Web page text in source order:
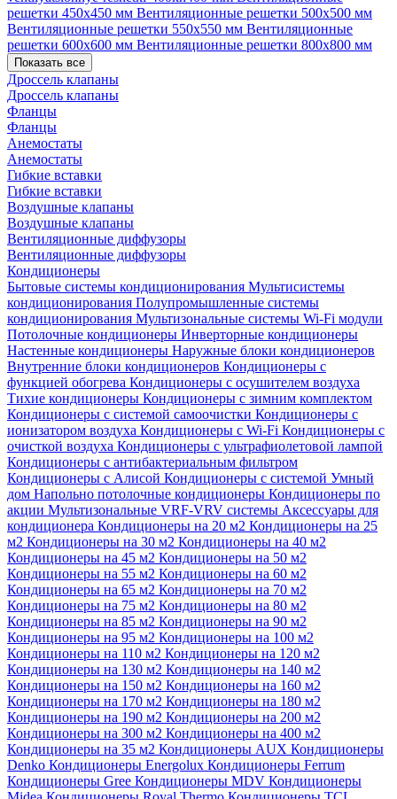
решетки 450х450 мм Вентиляционные решетки 500х500 мм
Вентиляционные решетки 550х550 мм Вентиляционные
решетки 600х600 мм Вентиляционные решетки 800х800 мм
Показать все
Дроссель клапаны
Дроссель клапаны
Фланцы
Фланцы
Анемостаты
Анемостаты
Гибкие вставки
Гибкие вставки
Воздушные клапаны
Воздушные клапаны
Вентиляционные диффузоры
Вентиляционные диффузоры
Кондиционеры
Бытовые системы кондиционирования Мультисистемы
кондиционирования Полупромышленные системы
кондиционирования Мультизональные системы Wi-Fi модули
Потолочные кондиционеры Инверторные кондиционеры
Настенные кондиционеры Наружные блоки кондиционеров
Внутренние блоки кондиционеров Кондиционеры с
функцией обогрева Кондиционеры с осушителем воздуха
Тихие кондиционеры Кондиционеры с зимним комплектом
Кондиционеры с системой самоочистки Кондиционеры с
ионизатором воздуха Кондиционеры с Wi-Fi Кондиционеры с
очисткой воздуха Кондиционеры с ультрафиолетовой лампой
Кондиционеры с антибактериальным фильтром
Кондиционеры с Алисой Кондиционеры с системой Умный
дом Напольно потолочные кондиционеры Кондиционеры по
акции Мультизональные VRF-VRV системы Аксессуары для
кондиционера Кондиционеры на 20 м2 Кондиционеры на 25
м2 Кондиционеры на 30 м2 Кондиционеры на 40 м2
Кондиционеры на 45 м2 Кондиционеры на 50 м2
Кондиционеры на 55 м2 Кондиционеры на 60 м2
Кондиционеры на 65 м2 Кондиционеры на 70 м2
Кондиционеры на 75 м2 Кондиционеры на 80 м2
Кондиционеры на 85 м2 Кондиционеры на 90 м2
Кондиционеры на 95 м2 Кондиционеры на 100 м2
Кондиционеры на 110 м2 Кондиционеры на 120 м2
Кондиционеры на 130 м2 Кондиционеры на 140 м2
Кондиционеры на 150 м2 Кондиционеры на 160 м2
Кондиционеры на 170 м2 Кондиционеры на 180 м2
Кондиционеры на 190 м2 Кондиционеры на 200 м2
Кондиционеры на 300 м2 Кондиционеры на 400 м2
Кондиционеры на 35 м2 Кондиционеры AUX Кондиционеры
Denko Кондиционеры Energolux Кондиционеры Ferrum
Кондиционеры Gree Кондиционеры MDV Кондиционеры